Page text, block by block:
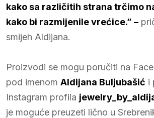
kako sa različitih strana trčimo
kako bi razmijenile vrećice.” –
smijeh Aldijana.
Proizvodi se mogu poručiti na
pod imenom Aldijana Buljubašić i
Instagram profila
je moguće preuzeti lično u